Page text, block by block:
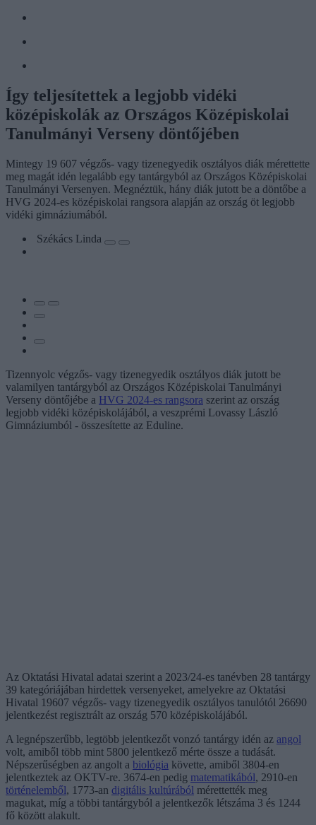
Így teljesítettek a legjobb vidéki
középiskolák az Országos Középiskolai
Tanulmányi Verseny döntőjében
Mintegy 19 607 végzős- vagy tizenegyedik osztályos diák mérettette
meg magát idén legalább egy tantárgyból az Országos Középiskolai
Tanulmányi Versenyen. Megnéztük, hány diák jutott be a döntőbe a
HVG 2024-es középiskolai rangsora alapján az ország öt legjobb
vidéki gimnáziumából.
Székács Linda
Tizennyolc végzős- vagy tizenegyedik osztályos diák jutott be
valamilyen tantárgyból az Országos Középiskolai Tanulmányi
Verseny döntőjébe a HVG 2024-es rangsora szerint az ország
legjobb vidéki középiskolájából, a veszprémi Lovassy László
Gimnáziumból - összesítette az Eduline.
Az Oktatási Hivatal adatai szerint a 2023/24-es tanévben 28 tantárgy
39 kategóriájában hirdettek versenyeket, amelyekre az Oktatási
Hivatal 19607 végzős- vagy tizenegyedik osztályos tanulótól 26690
jelentkezést regisztrált az ország 570 középiskolájából.
A legnépszerűbb, legtöbb jelentkezőt vonzó tantárgy idén az angol
volt, amiből több mint 5800 jelentkező mérte össze a tudását.
Népszerűségben az angolt a biológia követte, amiből 3804-en
jelentkeztek az OKTV-re. 3674-en pedig matematikából, 2910-en
történelemből, 1773-an digitális kultúrából mérettették meg
magukat, míg a többi tantárgyból a jelentkezők létszáma 3 és 1244
fő között alakult.